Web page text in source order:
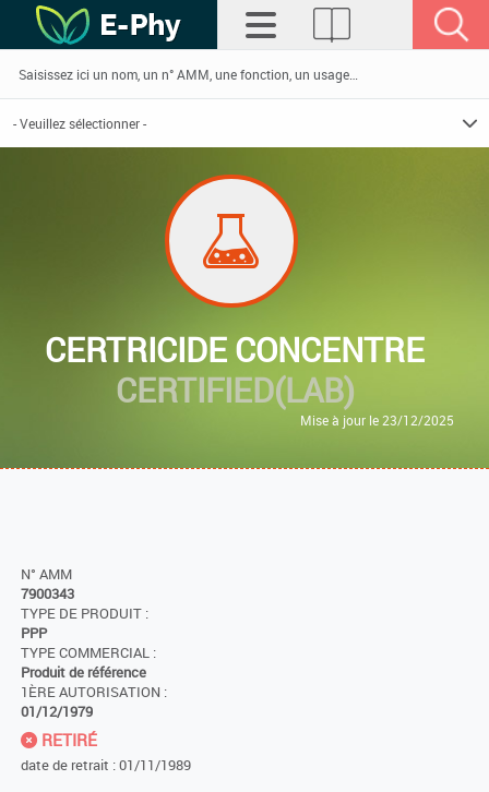
CERTRICIDE CONCENTRE
CERTIFIED(LAB)
Mise à jour le 23/12/2025
N° AMM
7900343
TYPE DE PRODUIT :
PPP
TYPE COMMERCIAL :
Produit de référence
1ÈRE AUTORISATION :
01/12/1979
RETIRÉ
date de retrait : 01/11/1989